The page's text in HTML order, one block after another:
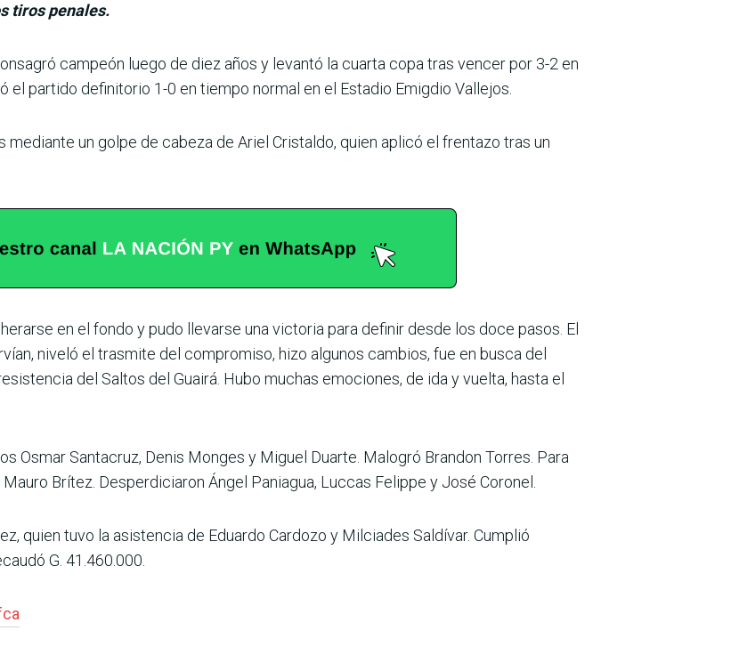
tiros penales.
campeón luego de diez años y levantó la cuarta copa tras vencer por 3-2 en
el partido definito­rio 1-0 en tiempo normal en el Estadio Emigdio Vallejos.
mediante un golpe de cabeza de Ariel Cristaldo, quien aplicó el frentazo tras un
en el fondo y pudo llevarse una victoria para definir desde los doce pasos. El
niveló el trasmite del compromiso, hizo algunos cambios, fue en busca del
del Saltos del Guairá. Hubo muchas emo­ciones, de ida y vuelta, hasta el
Osmar Santacruz, Denis Monges y Miguel Duarte. Malogró Brandon Torres. Para
Brítez. Des­perdiciaron Ángel Paniagua, Luccas Felippe y José Coronel.
quien tuvo la asistencia de Eduardo Cardozo y Milciades Saldí­var. Cumplió
G. 41.460.000.